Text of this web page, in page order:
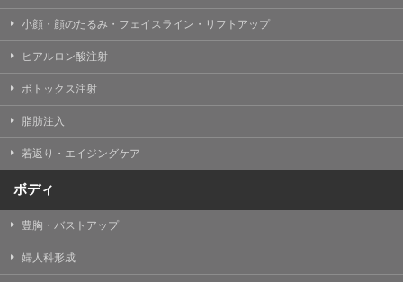
小顔・顔のたるみ・フェイスライン・リフトアップ
ヒアルロン酸注射
ボトックス注射
脂肪注入
若返り・エイジングケア
ボディ
豊胸・バストアップ
婦人科形成